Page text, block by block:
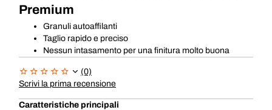
Premium
Granuli autoaffilanti
Taglio rapido e preciso
Nessun intasamento per una finitura molto buona
(0)
Scrivi la prima recensione
Caratteristiche principali